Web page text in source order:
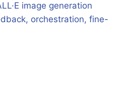
image generation
orchestration, fine-